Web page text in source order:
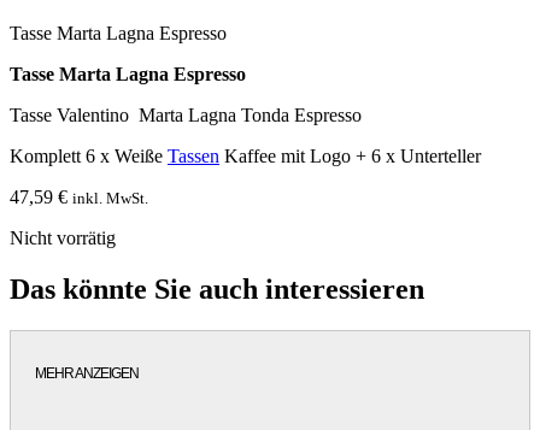
Tasse Marta Lagna Espresso
Tasse Marta Lagna Espresso
Tasse Valentino Marta Lagna Tonda Espresso
Komplett 6 x Weiße Tassen Kaffee mit Logo + 6 x Unterteller
47,59 € inkl. MwSt.
Nicht vorrätig
Das könnte Sie auch interessieren
MEHR ANZEIGEN